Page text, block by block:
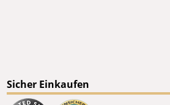
Sicher Einkaufen